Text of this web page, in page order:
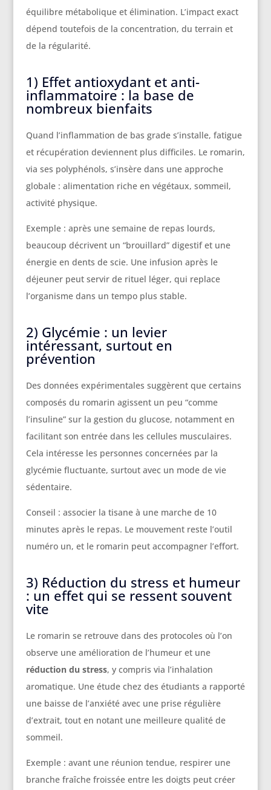
équilibre métabolique et élimination. L’impact exact
dépend toutefois de la concentration, du terrain et
de la régularité.
1) Effet antioxydant et anti-
inflammatoire : la base de
nombreux bienfaits
Quand l’inflammation de bas grade s’installe, fatigue
et récupération deviennent plus difficiles. Le romarin,
via ses polyphénols, s’insère dans une approche
globale : alimentation riche en végétaux, sommeil,
activité physique.
Exemple : après une semaine de repas lourds,
beaucoup décrivent un “brouillard” digestif et une
énergie en dents de scie. Une infusion après le
déjeuner peut servir de rituel léger, qui replace
l’organisme dans un tempo plus stable.
2) Glycémie : un levier
intéressant, surtout en
prévention
Des données expérimentales suggèrent que certains
composés du romarin agissent un peu “comme
l’insuline” sur la gestion du glucose, notamment en
facilitant son entrée dans les cellules musculaires.
Cela intéresse les personnes concernées par la
glycémie fluctuante, surtout avec un mode de vie
sédentaire.
Conseil : associer la tisane à une marche de 10
minutes après le repas. Le mouvement reste l’outil
numéro un, et le romarin peut accompagner l’effort.
3) Réduction du stress et humeur
: un effet qui se ressent souvent
vite
Le romarin se retrouve dans des protocoles où l’on
observe une amélioration de l’humeur et une
réduction du stress, y compris via l’inhalation
aromatique. Une étude chez des étudiants a rapporté
une baisse de l’anxiété avec une prise régulière
d’extrait, tout en notant une meilleure qualité de
sommeil.
Exemple : avant une réunion tendue, respirer une
branche fraîche froissée entre les doigts peut créer